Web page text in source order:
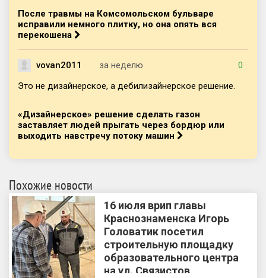
После травмы на Комсомольском бульваре
исправили немного плитку, но она опять вся
перекошена
vovan2011 за неделю
0
Это не дизайнерское, а дебилизайнерское решение.
«Дизайнерское» решение сделать газон
заставляет людей прыгать через бордюр или
выходить навстречу потоку машин
Похожие новости
16 июля врип главы
Краснознаменска Игорь
Головатик посетил
строительную площадку
образовательного центра
на ул. Связистов